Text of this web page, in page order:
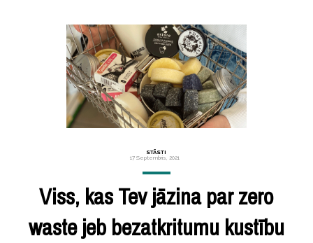
STĀSTI
17 Septembris, 2021
Viss, kas Tev jāzina par zero
waste jeb bezatkritumu kustību